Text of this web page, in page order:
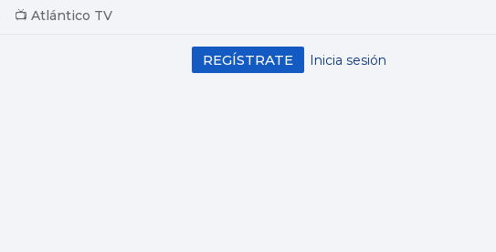
📺 Atlántico TV
Inicia sesión
REGÍSTRATE